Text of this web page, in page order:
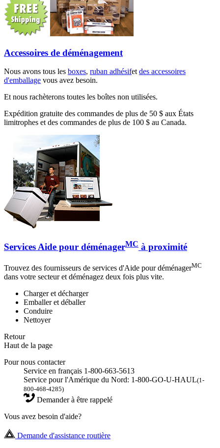
Accessoires de déménagement
Nous avons tous les boxes, ruban adhésifetdes accessoires
d'emballage vous avez besoin.
Et nous rachèterons toutes les boîtes non utilisées.
Expédition gratuite des commandes de plus de 50 $ aux États
limitrophes et des commandes de plus de 100 $ au Canada.
Services Aide pour déménagerMC à proximité
Trouvez des fournisseurs de services d'Aide pour déménagerMC
dans votre secteur et déménagez deux fois plus vite.
Charger et décharger
Emballer et déballer
Conduire
Nettoyer
Retour
Haut de la page
Pour nous contacter
Service en français 1-800-663-5613
Service pour l'Amérique du Nord: 1-800-GO-U-HAUL(1-
800-468-4285)
Demander à être rappelé
Vous avez besoin d'aide?
Demande d'assistance routière